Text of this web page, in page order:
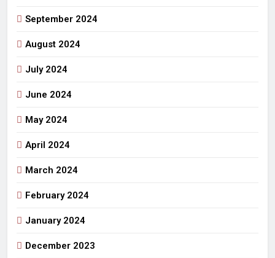
September 2024
August 2024
July 2024
June 2024
May 2024
April 2024
March 2024
February 2024
January 2024
December 2023